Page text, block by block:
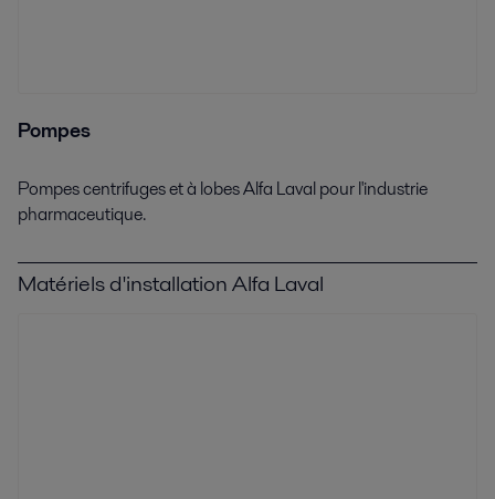
Pompes
Pompes centrifuges et à lobes Alfa Laval pour l'industrie
pharmaceutique.
Matériels d'installation Alfa Laval